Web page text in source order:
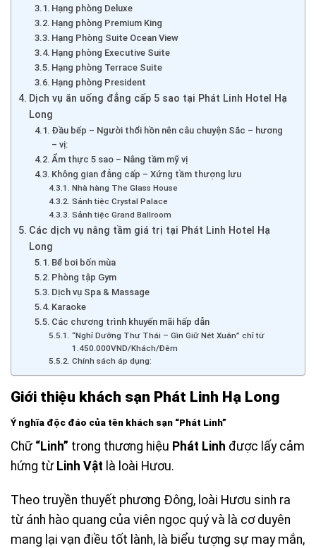
Hạng phòng Deluxe
Hạng phòng Premium King
Hạng Phòng Suite Ocean View
Hạng phòng Executive Suite
Hạng phòng Terrace Suite
Hạng phòng President
Dịch vụ ăn uống đẳng cấp 5 sao tại Phát Linh Hotel Hạ
Long
Đầu bếp – Người thổi hồn nên câu chuyện Sắc – hương
– vị:
Ẩm thực 5 sao – Nâng tầm mỹ vị
Không gian đẳng cấp – Xứng tầm thượng lưu
Nhà hàng The Glass House
Sảnh tiệc Crystal Palace
Sảnh tiệc Grand Ballroom
Các dịch vụ nâng tầm giá trị tại Phát Linh Hotel Hạ
Long
Bể bơi bốn mùa
Phòng tập Gym
Dịch vụ Spa & Massage
Karaoke
Các chương trình khuyến mãi hấp dẫn
“Nghỉ Dưỡng Thư Thái – Gìn Giữ Nét Xuân” chỉ từ
1.450.000VND/Khách/Đêm
Chính sách áp dụng:
Giới thiệu khách sạn Phát Linh Hạ Long
Ý nghĩa độc đáo của tên khách sạn “Phát Linh”
Chữ “Linh” trong thương hiệu Phát Linh được lấy cảm
hứng từ Linh Vật là loài Hươu.
Theo truyền thuyết phương Đông, loài Hươu sinh ra
từ ánh hào quang của viên ngọc quý và là cơ duyên
mang lại vạn điều tốt lành, là biểu tượng sự may mắn,